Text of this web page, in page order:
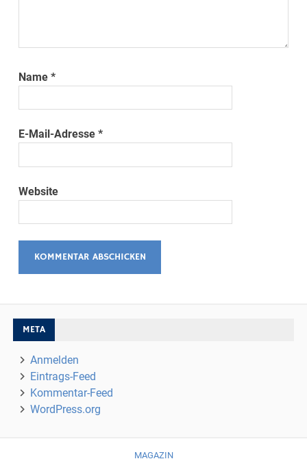
Name*
E-Mail-Adresse*
Website
META
Anmelden
Eintrags-Feed
Kommentar-Feed
WordPress.org
MAGAZIN